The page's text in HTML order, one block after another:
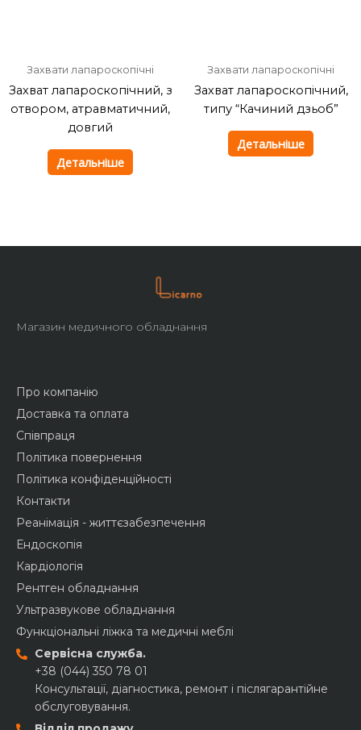
Захвати лапароскопічні
Захват лапароскопічний, з
отвором, атравматичний,
довгий
Детальніше
Захвати лапароскопічні
Захват лапароскопічний,
типу “Качиний дзьоб”
Детальніше
Магазин медичного обладнання
Про компанію
Доставка та оплата
Співпраця
Політика повернення
Політика конфіденційності
Контакти
Реанімація - життєзабезпечення
Ендоскопія
Кардіологія
Рентген обладнання
Ультразвукове обладнання
Функціональні ліжка та медичні меблі
Сервісна служба.
+38 (044) 350 78 01
Консультації, діагностика, ремонт і післягарантійне
обслуговування.